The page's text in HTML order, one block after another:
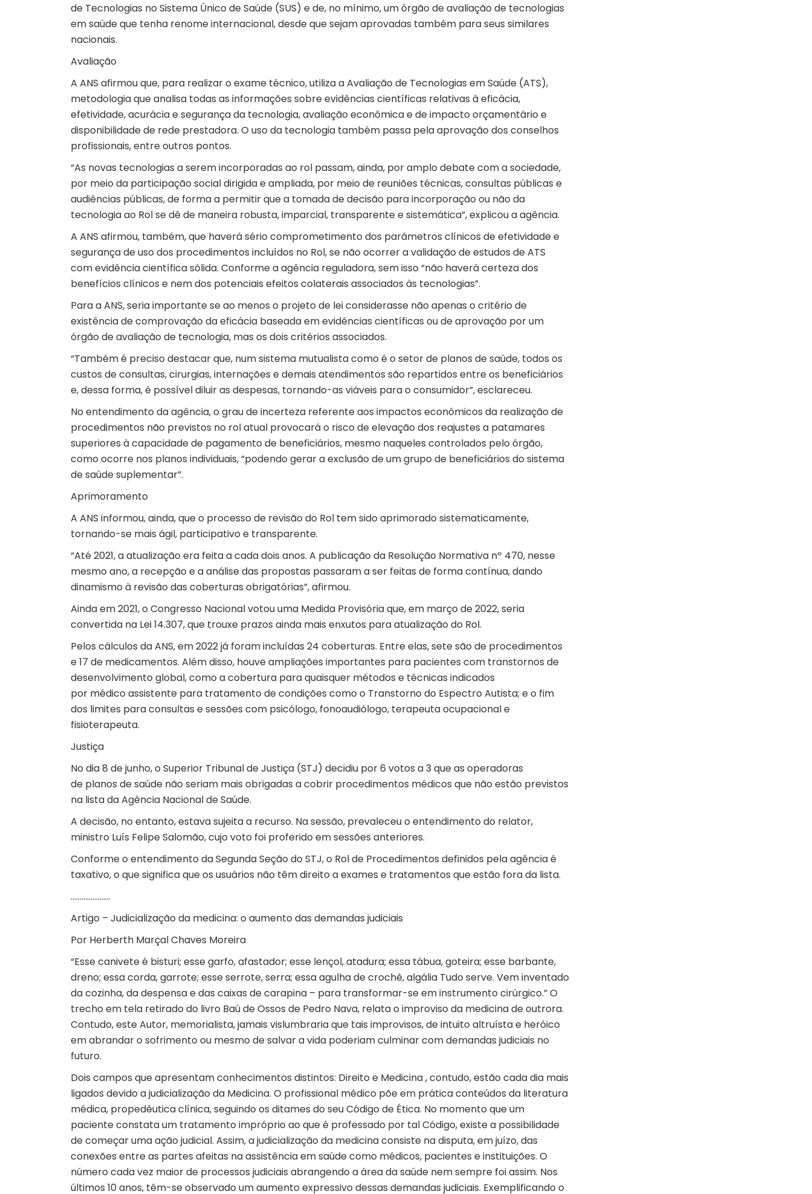
de Tecnologias no Sistema Único de Saúde (SUS) e de, no mínimo, um órgão de avaliação de tecnologias
em saúde que tenha renome internacional, desde que sejam aprovadas também para seus similares
nacionais.
Avaliação
A ANS afirmou que, para realizar o exame técnico, utiliza a Avaliação de Tecnologias em Saúde (ATS),
metodologia que analisa todas as informações sobre evidências científicas relativas à eficácia,
efetividade, acurácia e segurança da tecnologia, avaliação econômica e de impacto orçamentário e
disponibilidade de rede prestadora. O uso da tecnologia também passa pela aprovação dos conselhos
profissionais, entre outros pontos.
“As novas tecnologias a serem incorporadas ao rol passam, ainda, por amplo debate com a sociedade,
por meio da participação social dirigida e ampliada, por meio de reuniões técnicas, consultas públicas e
audiências públicas, de forma a permitir que a tomada de decisão para incorporação ou não da
tecnologia ao Rol se dê de maneira robusta, imparcial, transparente e sistemática”, explicou a agência.
A ANS afirmou, também, que haverá sério comprometimento dos parâmetros clínicos de efetividade e
segurança de uso dos procedimentos incluídos no Rol, se não ocorrer a validação de estudos de ATS
com evidência científica sólida. Conforme a agência reguladora, sem isso “não haverá certeza dos
benefícios clínicos e nem dos potenciais efeitos colaterais associados às tecnologias”.
Para a ANS, seria importante se ao menos o projeto de lei considerasse não apenas o critério de
existência de comprovação da eficácia baseada em evidências científicas ou de aprovação por um
órgão de avaliação de tecnologia, mas os dois critérios associados.
“Também é preciso destacar que, num sistema mutualista como é o setor de planos de saúde, todos os
custos de consultas, cirurgias, internações e demais atendimentos são repartidos entre os beneficiários
e, dessa forma, é possível diluir as despesas, tornando-as viáveis para o consumidor”, esclareceu.
No entendimento da agência, o grau de incerteza referente aos impactos econômicos da realização de
procedimentos não previstos no rol atual provocará o risco de elevação dos reajustes a patamares
superiores à capacidade de pagamento de beneficiários, mesmo naqueles controlados pelo órgão,
como ocorre nos planos individuais, “podendo gerar a exclusão de um grupo de beneficiários do sistema
de saúde suplementar”.
Aprimoramento
A ANS informou, ainda, que o processo de revisão do Rol tem sido aprimorado sistematicamente,
tornando-se mais ágil, participativo e transparente.
“Até 2021, a atualização era feita a cada dois anos. A publicação da Resolução Normativa nº 470, nesse
mesmo ano, a recepção e a análise das propostas passaram a ser feitas de forma contínua, dando
dinamismo à revisão das coberturas obrigatórias”, afirmou.
Ainda em 2021, o Congresso Nacional votou uma Medida Provisória que, em março de 2022, seria
convertida na Lei 14.307, que trouxe prazos ainda mais enxutos para atualização do Rol.
Pelos cálculos da ANS, em 2022 já foram incluídas 24 coberturas. Entre elas, sete são de procedimentos
e 17 de medicamentos. Além disso, houve ampliações importantes para pacientes com transtornos de
desenvolvimento global, como a cobertura para quaisquer métodos e técnicas indicados
por médico assistente para tratamento de condições como o Transtorno do Espectro Autista; e o fim
dos limites para consultas e sessões com psicólogo, fonoaudiólogo, terapeuta ocupacional e
fisioterapeuta.
Justiça
No dia 8 de junho, o Superior Tribunal de Justiça (STJ) decidiu por 6 votos a 3 que as operadoras
de planos de saúde não seriam mais obrigadas a cobrir procedimentos médicos que não estão previstos
na lista da Agência Nacional de Saúde.
A decisão, no entanto, estava sujeita a recurso. Na sessão, prevaleceu o entendimento do relator,
ministro Luís Felipe Salomão, cujo voto foi proferido em sessões anteriores.
Conforme o entendimento da Segunda Seção do STJ, o Rol de Procedimentos definidos pela agência é
taxativo, o que significa que os usuários não têm direito a exames e tratamentos que estão fora da lista.
………………….
Artigo – Judicialização da medicina: o aumento das demandas judiciais
Por Herberth Marçal Chaves Moreira
“Esse canivete é bisturi; esse garfo, afastador; esse lençol, atadura; essa tábua, goteira; esse barbante,
dreno; essa corda, garrote; esse serrote, serra; essa agulha de crochê, algália Tudo serve. Vem inventado
da cozinha, da despensa e das caixas de carapina – para transformar-se em instrumento cirúrgico.” O
trecho em tela retirado do livro Baú de Ossos de Pedro Nava, relata o improviso da medicina de outrora.
Contudo, este Autor, memorialista, jamais vislumbraria que tais improvisos, de intuito altruísta e heróico
em abrandar o sofrimento ou mesmo de salvar a vida poderiam culminar com demandas judiciais no
futuro.
Dois campos que apresentam conhecimentos distintos: Direito e Medicina , contudo, estão cada dia mais
ligados devido a judicialização da Medicina. O profissional médico põe em prática conteúdos da literatura
médica, propedêutica clínica, seguindo os ditames do seu Código de Ética. No momento que um
paciente constata um tratamento impróprio ao que é professado por tal Código, existe a possibilidade
de começar uma ação judicial. Assim, a judicialização da medicina consiste na disputa, em juízo, das
conexões entre as partes afeitas na assistência em saúde como médicos, pacientes e instituições. O
número cada vez maior de processos judiciais abrangendo a área da saúde nem sempre foi assim. Nos
últimos 10 anos, têm-se observado um aumento expressivo dessas demandas judiciais. Exemplificando o